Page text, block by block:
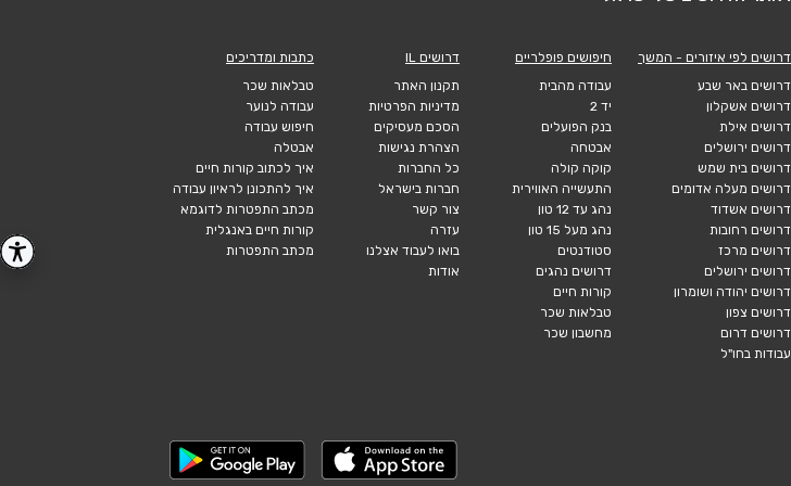
דרושים לפי איזורים - המשך
דרושים באר שבע
דרושים אשקלון
דרושים אילת
דרושים ירושלים
דרושים בית שמש
דרושים מעלה אדומים
דרושים אשדוד
דרושים רחובות
דרושים מרכז
דרושים ירושלים
דרושים יהודה ושומרון
דרושים צפון
דרושים דרום
עבודות בחו"ל
חיפושים פופלריים
עבודה מהבית
יד 2
בנק הפועלים
אבטחה
קוקה קולה
התעשייה האווירית
נהג עד 12 טון
נהג מעל 15 טון
סטודנטים
דרושים נהגים
קורות חיים
טבלאות שכר
מחשבון שכר
דרושים IL
תקנון האתר
מדיניות הפרטיות
הסכם מעסיקים
הצהרת נגישות
כל החברות
חברות בישראל
צור קשר
עזרה
בואו לעבוד אצלנו
אודות
כתבות ומדריכים
טבלאות שכר
עבודה לנוער
חיפוש עבודה
אבטלה
איך לכתוב קורות חיים
איך להתכונן לראיון עבודה
מכתב התפטרות לדוגמא
קורות חיים באנגלית
מכתב התפטרות